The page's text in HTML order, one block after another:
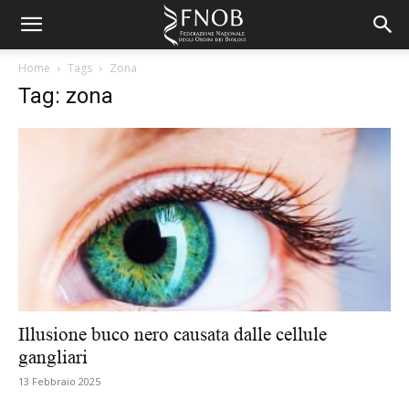
Home Tags Zona
Tag: zona
Illusione buco nero causata dalle cellule
gangliari
13 Febbraio 2025